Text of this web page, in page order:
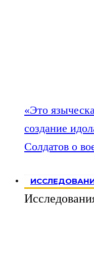
«Это
создание
Солдатов о